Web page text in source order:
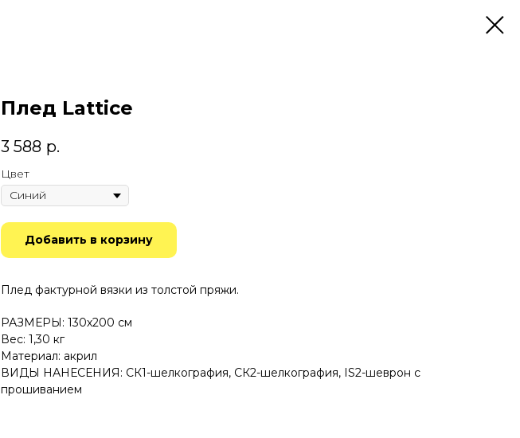
Плед Lattice
3 588 р.
Цвет
Добавить в корзину
Плед фактурной вязки из толстой пряжи.
РАЗМЕРЫ: 130х200 см
Вес: 1,30 кг
Материал: акрил
ВИДЫ НАНЕСЕНИЯ: СК1-шелкография, СК2-шелкография, IS2-шеврон с
прошиванием